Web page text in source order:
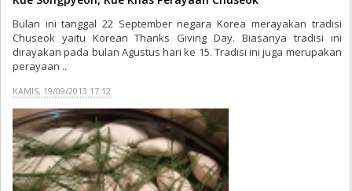
Bulan ini tanggal 22 September negara Korea merayakan tradisi
Chuseok yaitu Korean Thanks Giving Day. Biasanya tradisi ini
dirayakan pada bulan Agustus hari ke 15. Tradisi ini juga merupakan
perayaan ..
KAMIS, 19/09/2013 17:12